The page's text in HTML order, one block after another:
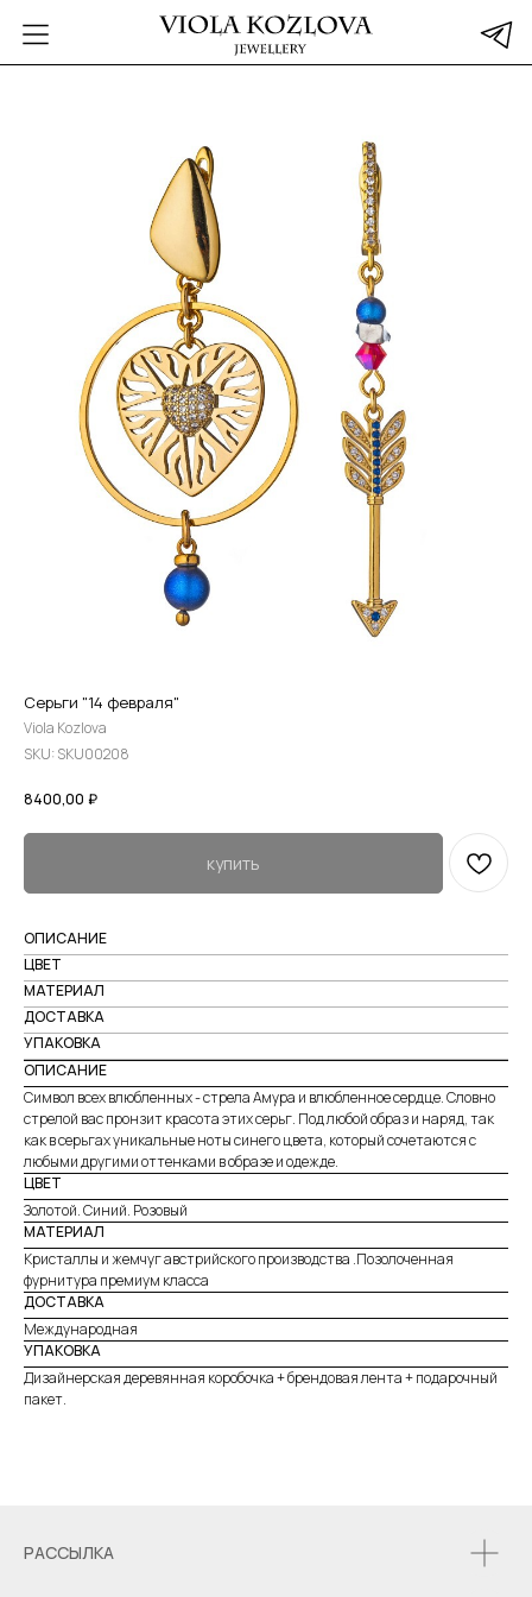
Серьги "14 февраля"
Viola Kozlova
SKU: SKU00208
8400,00 ₽
купить
ОПИСАНИЕ
ЦВЕТ
МАТЕРИАЛ
ДОСТАВКА
УПАКОВКА
ОПИСАНИЕ
Символ всех влюбленных - стрела Амура и влюбленное сердце. Словно
стрелой вас пронзит красота этих серьг. Под любой образ и наряд, так
как в серьгах уникальные ноты синего цвета, который сочетаются с
любыми другими оттенками в образе и одежде.
ЦВЕТ
Золотой. Синий. Розовый
МАТЕРИАЛ
Кристаллы и жемчуг австрийского производства .Позолоченная
фурнитура премиум класса
ДОСТАВКА
Международная
УПАКОВКА
Дизайнерская деревянная коробочка + брендовая лента + подарочный
пакет.
РАССЫЛКА